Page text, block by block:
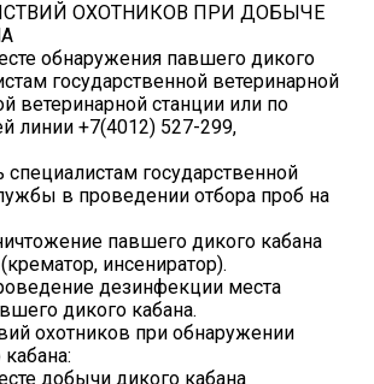
ОХОТНИКОВ ПРИ ДОБЫЧЕ
обнаружения павшего дикого
государственной ветеринарной
ветеринарной станции или по
линии +7(4012) 527-299,
специалистам государственной
в проведении отбора проб на
павшего дикого кабана
инсениратор).
дезинфекции места
дикого кабана.
охотников при обнаружении
добычи дикого кабана